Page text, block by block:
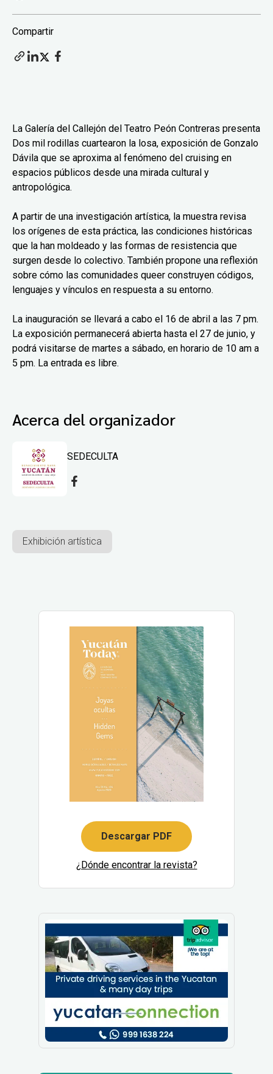
Compartir
La Galería del Callejón del Teatro Peón Contreras presenta
Dos mil rodillas cuartearon la losa, exposición de Gonzalo
Dávila que se aproxima al fenómeno del cruising en
espacios públicos desde una mirada cultural y
antropológica.
A partir de una investigación artística, la muestra revisa
los orígenes de esta práctica, las condiciones históricas
que la han moldeado y las formas de resistencia que
surgen desde lo colectivo. También propone una reflexión
sobre cómo las comunidades queer construyen códigos,
lenguajes y vínculos en respuesta a su entorno.
La inauguración se llevará a cabo el 16 de abril a las 7 pm.
La exposición permanecerá abierta hasta el 27 de junio, y
podrá visitarse de martes a sábado, en horario de 10 am a
5 pm. La entrada es libre.
Acerca del organizador
SEDECULTA
Exhibición artística
Descargar PDF
¿Dónde encontrar la revista?